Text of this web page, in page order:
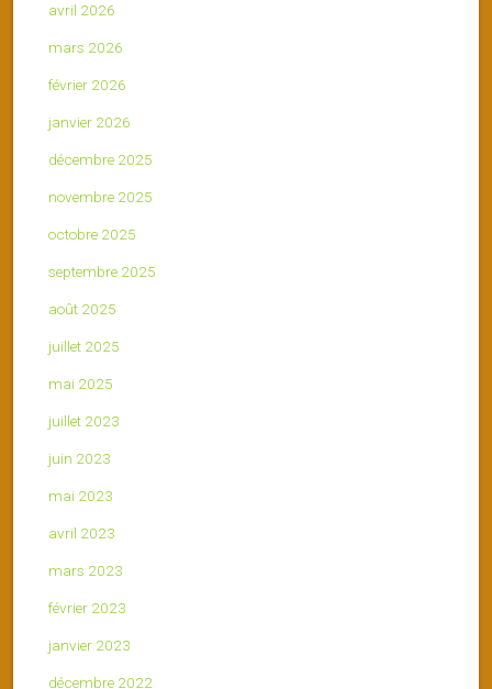
avril 2026
mars 2026
février 2026
janvier 2026
décembre 2025
novembre 2025
octobre 2025
septembre 2025
août 2025
juillet 2025
mai 2025
juillet 2023
juin 2023
mai 2023
avril 2023
mars 2023
février 2023
janvier 2023
décembre 2022